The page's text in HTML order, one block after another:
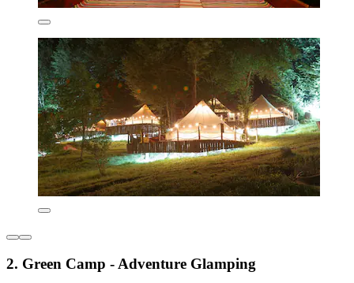
2. Green Camp - Adventure Glamping